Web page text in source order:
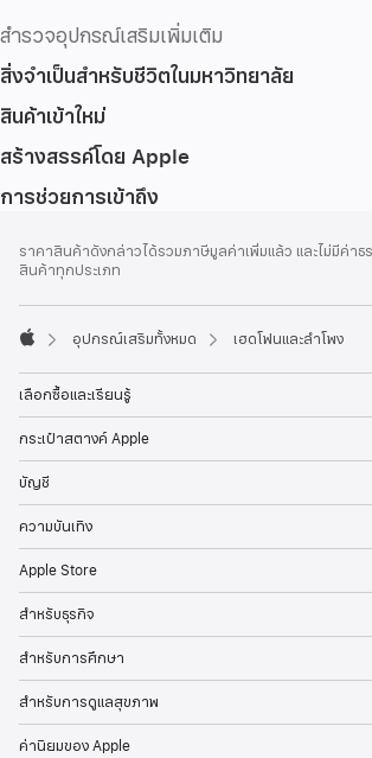
สำรวจอุปกรณ์เสริมเพิ่มเติม
สิ่งจำเป็นสำหรับชีวิตในมหาวิทยาลัย
สินค้าเข้าใหม่
สร้างสรรค์โดย Apple
การช่วยการเข้าถึง
ท้าย
เชิงอรรถ
ราคาสินค้าดังกล่าวได้รวมภาษีมูลค่าเพิ่มแล้ว และไม่มีค่าธ
สินค้าทุกประเภท
อุปกรณ์เสริมทั้งหมด เฮดโฟนและลำโพง
เลือกซื้อและเรียนรู้
กระเป๋าสตางค์ Apple
บัญชี
ความบันเทิง
Apple Store
สำหรับธุรกิจ
สำหรับการศึกษา
สำหรับการดูแลสุขภาพ
ค่านิยมของ Apple